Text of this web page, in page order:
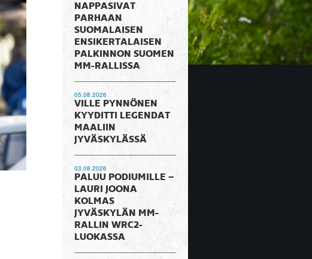
NAPPASIVAT
PARHAAN
SUOMALAISEN
ENSIKERTALAISEN
PALKINNON SUOMEN
MM-RALLISSA
05.08.2026
VILLE PYNNÖNEN
KYYDITTI LEGENDAT
MAALIIN
JYVÄSKYLÄSSÄ
03.08.2026
PALUU PODIUMILLE –
LAURI JOONA
KOLMAS
JYVÄSKYLÄN MM-
RALLIN WRC2-
LUOKASSA